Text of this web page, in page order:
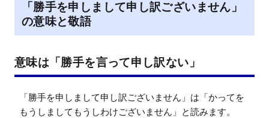
「勝手を申しまして申し訳ございません」
の意味と敬語
意味は「勝手を言って申し訳ない」
「勝手を申しまして申し訳ございません」は「かってを
もうしましてもうしわけございません」と読みます。